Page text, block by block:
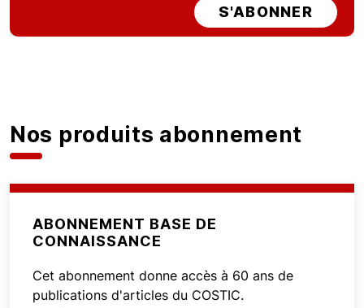
S'ABONNER
Nos produits abonnement
ABONNEMENT BASE DE
CONNAISSANCE
Cet abonnement donne accès à 60 ans de
publications d'articles du COSTIC.